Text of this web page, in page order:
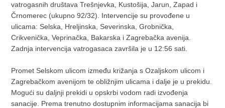
vatrogasnih društava Trešnjevka, Kustošija, Jarun, Zapad i
Črnomerec (ukupno 92/32). Intervencije su provođene u
ulicama: Selska, Hreljinska, Severinska, Grobnička,
Crikvenička, Veprinačka, Bakarska i Zagrebačka avenija.
Zadnja intervencija vatrogasaca završila je u 12:56 sati.
Promet Selskom ulicom između križanja s Ozaljskom ulicom i
Zagrebačkom avenijom te obližnjim ulicama i dalje je u prekidu.
Mogući su daljnji prekidi u opskrbi vodom radi izvođenja
sanacije. Prema trenutno dostupnim informacijama sanacija bi